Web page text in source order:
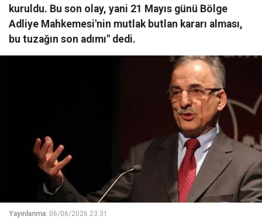
kuruldu. Bu son olay, yani 21 Mayıs günü Bölge
Adliye Mahkemesi'nin mutlak butlan kararı alması,
bu tuzağın son adımı" dedi.
Yayınlanma: 06/06/2026 23:31